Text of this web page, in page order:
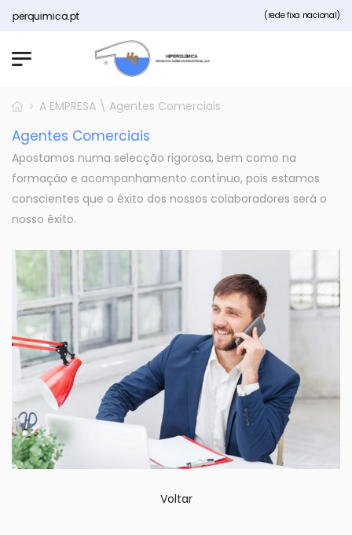
(rede fixa nacional)
A EMPRESA \ Agentes Comerciais
Agentes Comerciais
Apostamos numa selecção rigorosa, bem como na
formação e acompanhamento contínuo, pois estamos
conscientes que o êxito dos nossos colaboradores será o
nosso êxito.
Voltar